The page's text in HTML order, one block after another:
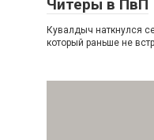
Читеры в ПвП
Кувалдыч наткнулся
который раньше не